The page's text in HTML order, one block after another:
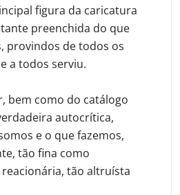
figura da caricatura
preenchida do que
provindos de todos os
a todos serviu.
bem como do catálogo
autocrítica,
e o que fazemos,
tão fina como
tão altruísta